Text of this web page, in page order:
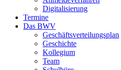
Digitalisierung
Termine
Das BWV
Geschäftsverteilungsplan
Geschichte
Kollegium
Team